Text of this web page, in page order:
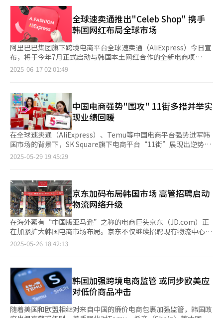
遭到拒绝。这些旅行社因去年TMon风波，分别损失数十亿韩元。
不仅至今未收到退款，还需应对消费者提起的诉讼。在TMon信任
度极低的情况下，即便实施最低手续费，旅行社也不会有重新合作
的意愿。 其他品类卖家也对TMon持不满态度，因为TMon被收购
时，仅以约0.75%的极低比例进行债务清偿。如果没有手续费免除
这一优惠，大多数卖家不会将商店入住至TMon平台。 消费者信任
重建仍未见明显成效。值得注意的是，针对1万韩元（约合人民币
52元）以下的小额退款订单，平台仅以TMon Cash积分形式补
TMon无法吸引大量优质卖家入驻平台，价格竞争力亦将受限，最
终难以吸引消费者。 此外，韩国电商业界已被少数几家企业所垄
断，这也可能对TMon的重启带来不利影响。再加上经济低迷导致
整体消费需求下滑，当前大多数消费者主要集中使用Naver和
Coupang等主流平台。
史新高。 活动期间，Musinsa共举办27场直播，累计吸引95万人
次观看，带动成交额达59亿韩元，单场最高交易额达5.7亿韩元，
平均日活跃用户（DAU）达到240万人。线下方面，弘大、大邱
及“圣水店@大林仓库”等门店共吸引超过15万人次到访，线上线
下联动效应持续扩大。 Musinsa相关负责人表示：“夏季黑五最初
旨在帮助品牌清理淡季库存，如今已发展为时尚行业代表性的大型
促销活动。未来我们将持续提供高性价比的购物体验，助力品牌提
升销售业绩。” Ably则凭借5月9日至15日举行的“Mega
单量增长95%，其中20多岁用户的交易额占比达45%，30多岁用
户也超过20%。 据Ably方面介绍，“Mega Sale”活动期间整体
交易额同比增长158%，下单用户数增长152%，活动最后一日的
交易额更是去年的三倍以上。各类商品销售表现普遍向好，快时尚
（SPA）类交易额同比增长134%，街头休闲风格增长107%，设
计师品牌增长86%。随着季节更替，运动品类销售额增长95%，
运动品牌整体增长76%，居家与内衣类别也上涨63%。 Ably相关
负责人表示：“通过直观的价格优惠和实时互动的直播形式，有效
更贴近消费者需求的购物体验。” 另一平台Zigzag则聚焦中小型
卖家的发展扶持，自3月起每月第二周推出“Rookie Store”联合
促销，协助新入驻及高潜力商家扩大交易规模。数据显示，该活动
带动参与店铺平均交易额同比激增13倍，环比增长超过73%。 今
年3月至6月，共有27家店铺参与该项目。其中，服饰品牌
OVMUTE在3月创下入驻以来的单月最高销售记录，部分店铺单月
交易额突破1亿韩元。平台还在每月第四周推出“关键词商品联合
促销”，并通过“Partner Plus”系统提供关键词趋势、销售数
户中，约八成为具有购买记录的忠实消费者。自4月起，Zigzag陆
续推出线下美妆快闪店、“上线10周年纪念促销”等系列活动，不
断增强用户参与度与品牌黏性。 Zigzag相关负责人表示：“在当
前经济不确定性持续的背景下，我们正通过多元化的促销方案和制
度性支持，助力中小卖家实现稳定增长，推动平台生态的良性循
全球速卖通推出"Celeb Shop" 携手
韩国网红布局全球市场
阿里巴巴集团旗下跨境电商平台全球速卖通（AliExpress）今日宣
布，将于今年7月正式启动与韩国本土网红合作的全新电商项
目“Celeb Shop（网红甄选店）”。作为专为Z世代（1995年至
运营方面，Celeb Shop的商品由韩国本土具有潮流敏锐度的网红
亲自甄选并穿搭展示，消费者可跟随网红的穿搭购买同款商品，体
验“Celeb Pick Shopping”模式，所有商品均直采自东大门等韩
国本土供应链。在运营模式方面，网红将专注于风格定位与内容创
作，而商品采购、物流配送等工作则由全球速卖通及其合作方全权
负责。 此次7月展开的策划展作为Celeb Shop测试期的重要活
动，将以入驻网红为重点运营特别活动。与此同时，参与该活动的
网红有望获得三大收益：个人知识产权（IP）价值提升、首销业绩
局，不仅面向韩国本土消费者，还面向美国、日本、法国、西班牙
等核心国家消费者。同时在多国线上销售商品，并为网红提供实质
性进军全球市场的机会。目前，全球速卖通正在招募参与此次策划
展的韩国网红。 全球速卖通相关负责人表示：“本次Celeb Shop
开创了韩国时尚结合内容与电商进军全球的新模式。网红亲自甄选
并穿搭的商品，既能引发消费者的共鸣，也能有效提升消费者购买
意愿。” 全球速卖通预告面向Z世代试运营韩国时尚项目“Celeb
Shop” 【图片来源 全球速卖通】
2025-06-17 02:01:49
中国电商强势"围攻" 11街多措并举实
现业绩回暖
在全球速卖通（AliExpress）、Temu等中国电商平台强势进军韩
国市场的背景下，SK Square旗下电商平台“11街”展现出逆势突
围的态势。公司通过实施超低价促销、强化配送和会员服务等差异
年第一季度初步实现销售额1139亿韩元（约合人民币6亿元），营
业亏损为97亿韩元。尽管销售额同比下降约30%，但亏损规模较
去年同期减少逾半，显示经营体质显著改善。值得关注的是，在开
放市场业务方面，11街自去年3月至今年4月已连续14个月实现营
业利润转正。 11街方面表示，销售额下滑主要由于营运结构调整
所致。相关负责人指出：“通过大幅缩减长期亏损的采购业务比
重，尽管销售额有所减少，但盈利结构明显优化，整体经营效率持
续提升。” 随着Coupang一家独大的局面日益稳固，自2023年
市场，给本土电商平台带来前所未有的生存压力。数据显示，包括
11街在内的Gmarket、Auction、Lotte ON等主要平台月活跃用
户数（MAU）均出现不同程度下滑，部分平台已被中国电商反超。
面对激烈竞争，11街积极推进多元化战略以稳固用户基础。去年9
月启动的“10分钟抢购”活动，固定于每日10点限时10分钟，推
出商品企划师精选商品，以优惠价格激发消费者抢购热情。统计显
2025-05-29 19:45:29
京东加码布局韩国市场 高管招聘启动
物流网络升级
在海外素有“中国版亚马逊”之称的电商巨头京东（JD.com）正
在加紧扩大韩国电商市场布局。京东不仅继续招聘现有物流中心的
运营人员，近期首尔总部还发布包括物流总负责人在内的高管招聘
建设经理、物流运营专家等多个关键职位。部分职位要求五年以上
相关经验，但也已经吸引数十名求职人员投递简历，可见业内对京
东动向的高度关注。 值得注意的是，此次招聘不仅限于一线岗
位，还包括统筹韩国本地物流运营、系统设计及管理的管理职位，
引发外界对京东市场战略的关注。业内分析认为，京东此次招聘举
2025-05-26 18:42:13
韩国加强跨境电商监管 或同步欧美应
对低价商品冲击
随着美国和欧盟相继对来自中国的廉价电商包裹加强监管，韩国政